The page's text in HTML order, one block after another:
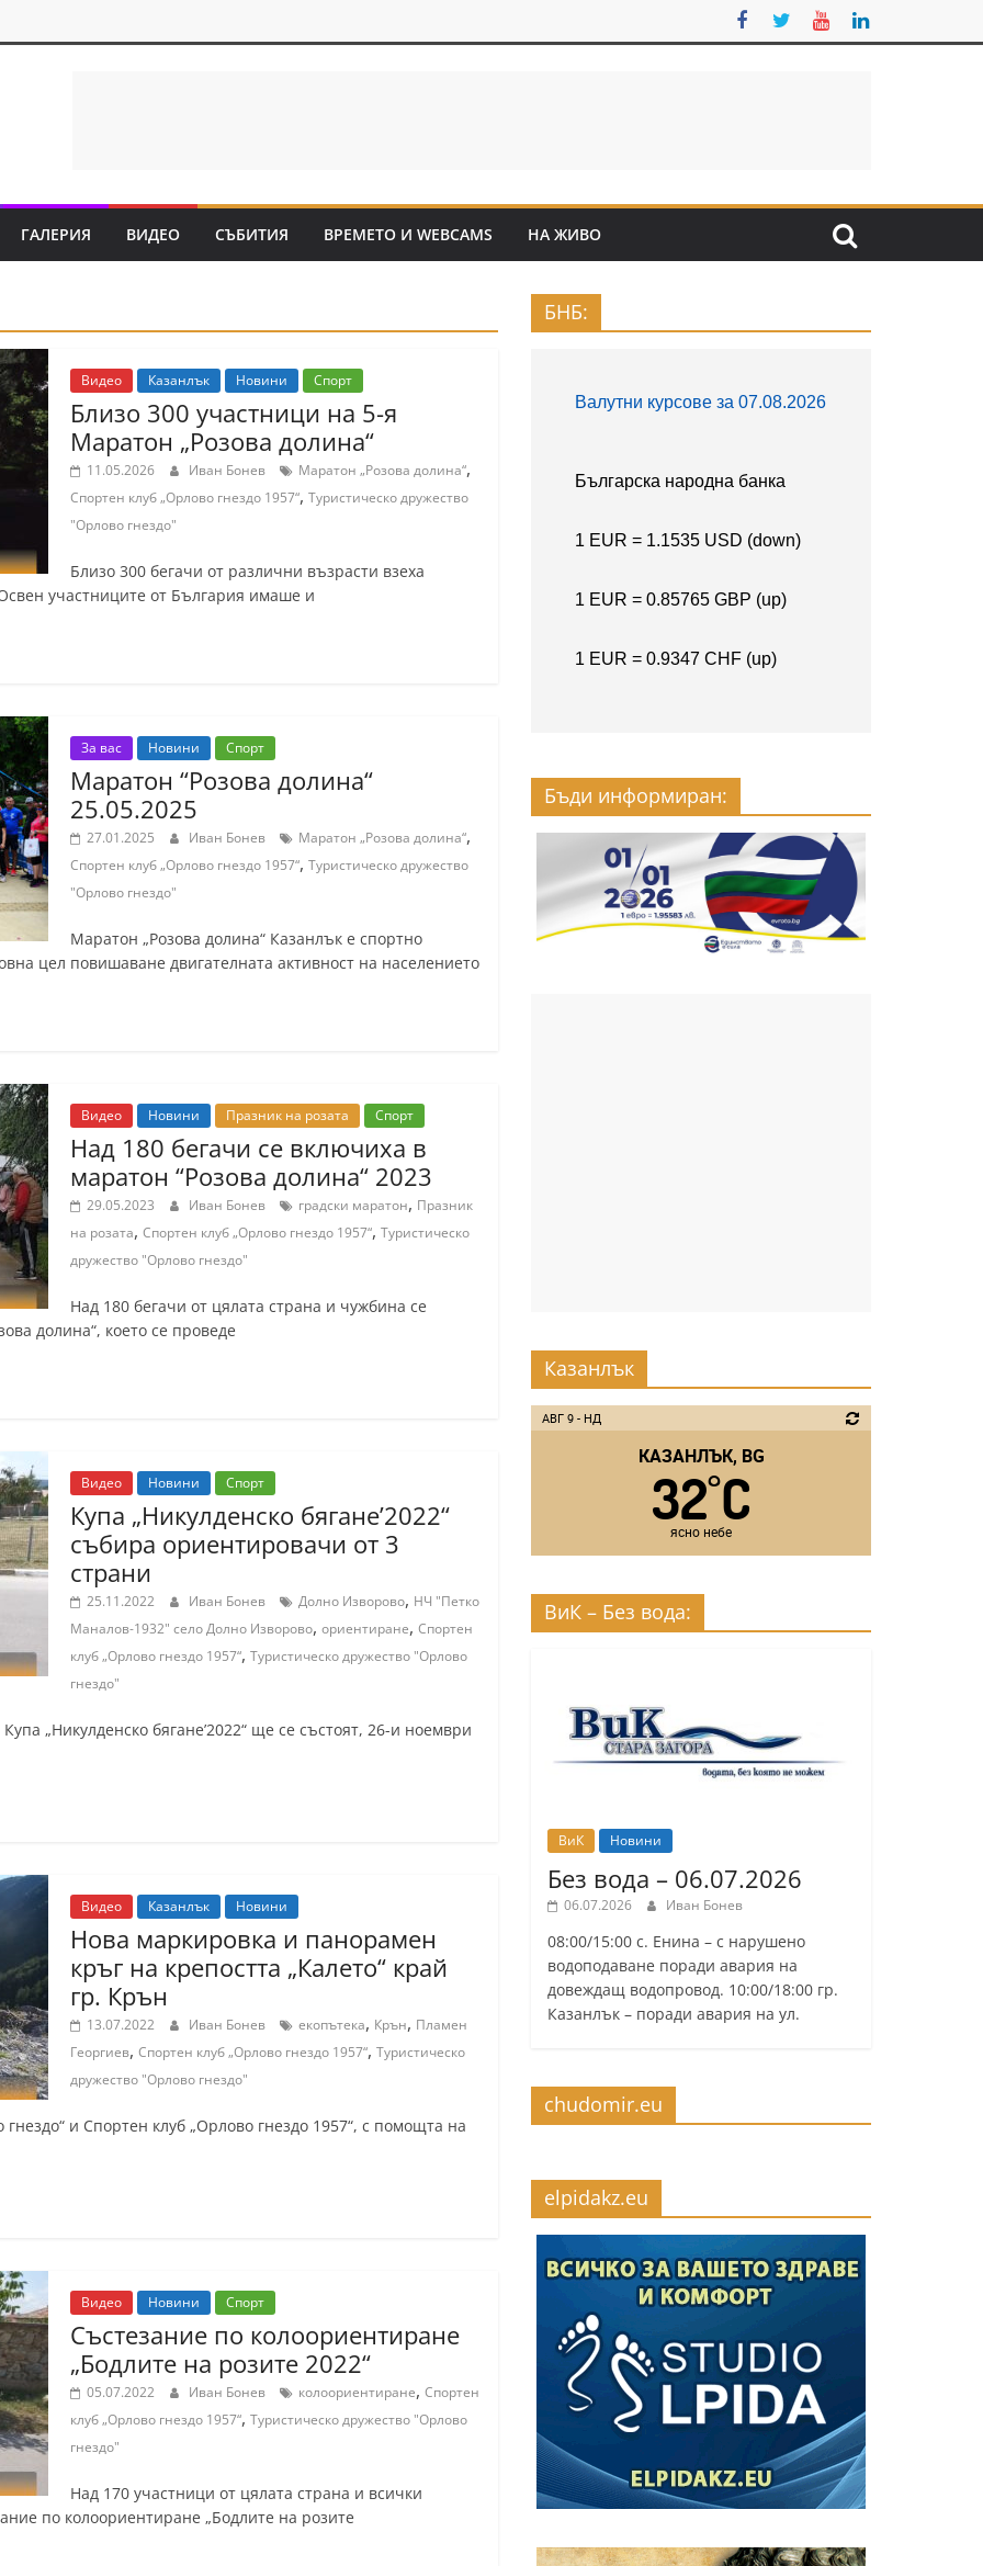
ГАЛЕРИЯ ВИДЕО СЪБИТИЯ ВРЕМЕТО И WEBCAMS НА ЖИВО
Видео Казанлък Новини Спорт
Близо 300 участници на 5-я
Маратон „Розова долина“
11.05.2026 Иван Бонев Маратон „Розова долина“,
Спортен клуб „Орлово гнездо 1957“, Туристическо дружество
"Орлово гнездо"
Близо 300 бегачи от различни възрасти взеха
участниците от България имаше и
За вас Новини Спорт
Маратон “Розова долина“
25.05.2025
27.01.2025 Иван Бонев Маратон „Розова долина“,
Спортен клуб „Орлово гнездо 1957“, Туристическо дружество
"Орлово гнездо"
Маратон „Розова долина“ Казанлък е спортно
цел повишаване двигателната активност на населението
Видео Новини Празник на розата Спорт
Над 180 бегачи се включиха в
маратон “Розова долина“ 2023
29.05.2023 Иван Бонев градски маратон, Празник
на розата, Спортен клуб „Орлово гнездо 1957“, Туристическо
дружество "Орлово гнездо"
Над 180 бегачи от цялата страна и чужбина се
долина“, което се проведе
Видео Новини Спорт
Купа „Никулденско бягане’2022“
събира ориентировачи от 3
страни
25.11.2022 Иван Бонев Долно Изворово, НЧ "Петко
Маналов-1932" село Долно Изворово, ориентиране, Спортен
клуб „Орлово гнездо 1957“, Туристическо дружество "Орлово
гнездо"
„Никулденско бягане’2022“ ще се състоят, 26-и ноември
Видео Казанлък Новини
Нова маркировка и панорамен
кръг на крепостта „Калето“ край
гр. Крън
13.07.2022 Иван Бонев екопътека, Крън, Пламен
Георгиев, Спортен клуб „Орлово гнездо 1957“, Туристическо
дружество "Орлово гнездо"
и Спортен клуб „Орлово гнездо 1957“, с помощта на
Видео Новини Спорт
Състезание по колоориентиране
„Бодлите на розите 2022“
05.07.2022 Иван Бонев колоориентиране, Спортен
клуб „Орлово гнездо 1957“, Туристическо дружество "Орлово
гнездо"
Над 170 участници от цялата страна и всички
по колоориентиране „Бодлите на розите
БНБ:
Бъди информиран:
Казанлък
АВГ 9 - НД
КАЗАНЛЪК, BG
32°C
ясно небе
ВиК – Без вода:
ВиК Новини
Без вода – 06.07.2026
06.07.2026 Иван Бонев
08:00/15:00 с. Енина – с нарушено
водоподаване поради авария на
довеждащ водопровод. 10:00/18:00 гр.
Казанлък – поради авария на ул.
chudomir.eu
elpidakz.eu